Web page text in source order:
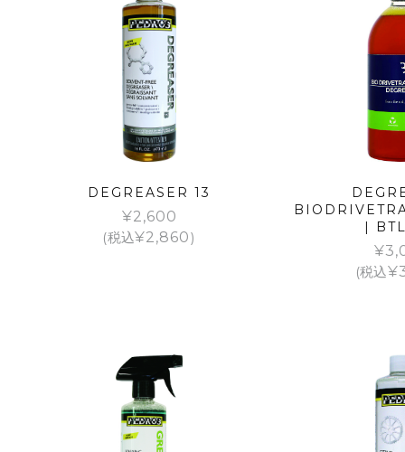
DEGREASER 13
¥2,600
(税込¥2,860)
|
¥
(税込¥